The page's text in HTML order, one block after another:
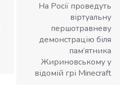
На Росії проведуть
віртуальну
першотравневу
демонстрацію біля
пам’ятника
Жириновському у
відомій грі Minecraft